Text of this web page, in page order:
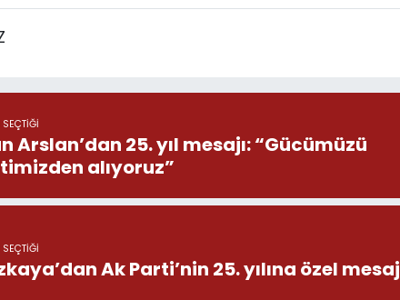
SEÇTIĞI
Arslan’dan 25. yıl mesajı: “Gücümüzü
alıyoruz”
SEÇTIĞI
Ak Parti’nin 25. yılına özel mesaj